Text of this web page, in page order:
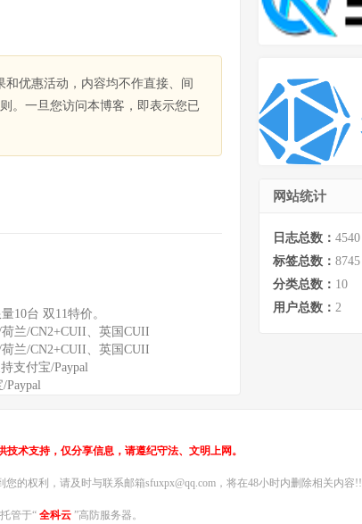
和优惠活动，内容均不作直接、间
。一旦您访问本博客，即表示您已
10台 双11特价。
兰/CN2+CUII、英国CUII
兰/CN2+CUII、英国CUII
支付宝/Paypal
Paypal
网站统计
日志总数： 4540
标签总数： 8745
分类总数： 10
用户总数： 2
术支持，仅分享信息，请遵纪守法、文明上网。
的权利，请及时与联系邮箱sfuxpx@qq.com，将在48小时内删除相关内容!!
管于“ 全科云 ”高防服务器。